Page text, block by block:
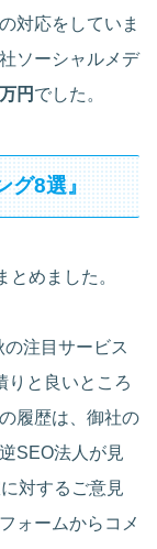
対応をしていま
ソーシャルメデ
円 でした。
グ8選』
めました。
注目サービス
りと良いところ
履歴は、御社の
SEO法人が見
対するご意見
ォームからコメ